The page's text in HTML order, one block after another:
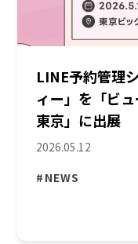
LINE予約管理
ィー」を「ビ
東京」に出展
2026.05.12
#NEWS